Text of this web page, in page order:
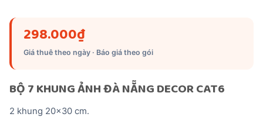
298.000₫
Giá thuê theo ngày · Báo giá theo gói
BỘ 7 KHUNG ẢNH ĐÀ NẴNG DECOR CAT6
2 khung 20×30 cm.